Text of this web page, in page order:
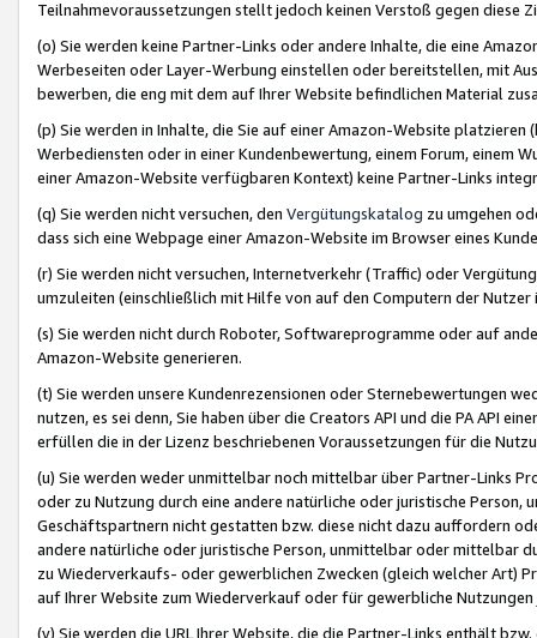
Teilnahmevoraussetzungen stellt jedoch keinen Verstoß gegen diese
(o) Sie werden keine Partner-Links oder andere Inhalte, die eine
Werbeseiten oder Layer-Werbung einstellen oder bereitstellen, mit
bewerben, die eng mit dem auf Ihrer Website befindlichen Material
(p) Sie werden in Inhalte, die Sie auf einer Amazon-Website
Werbediensten oder in einer Kundenbewertung, einem Forum, einem
einer Amazon-Website verfügbaren Kontext) keine Partner-Links
(q) Sie werden nicht versuchen, den Vergütungskatalog zu umgehen
dass sich eine Webpage einer Amazon-Website im Browser eines
(r) Sie werden nicht versuchen, Internetverkehr (Traffic) oder
umzuleiten (einschließlich mit Hilfe von auf den Computern der
(s) Sie werden nicht durch Roboter, Softwareprogramme oder auf
Amazon-Website generieren.
(t) Sie werden unsere Kundenrezensionen oder Sternebewertungen
nutzen, es sei denn, Sie haben über die Creators API und die PA API
erfüllen die in der Lizenz beschriebenen Voraussetzungen für die
(u) Sie werden weder unmittelbar noch mittelbar über Partner-Links
oder zu Nutzung durch eine andere natürliche oder juristische
Geschäftspartnern nicht gestatten bzw. diese nicht dazu auffordern
andere natürliche oder juristische Person, unmittelbar oder mittelbar
zu Wiederverkaufs- oder gewerblichen Zwecken (gleich welcher Art)
auf Ihrer Website zum Wiederverkauf oder für gewerbliche
(v) Sie werden die URL Ihrer Website, die die Partner-Links enthält